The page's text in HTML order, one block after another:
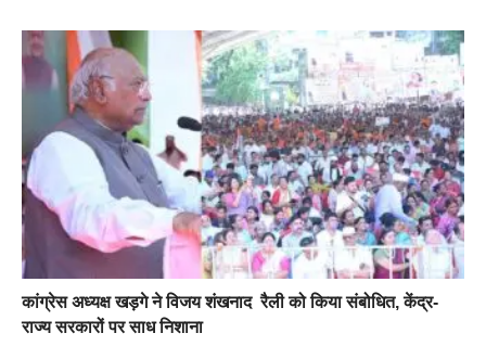
कांग्रेस अध्यक्ष खड़गे ने विजय शंखनाद रैली को किया संबोधित, केंद्र-
राज्य सरकारों पर साध निशाना